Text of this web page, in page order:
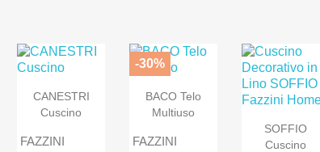
CANESTRI
Cuscino
FAZZINI
-30%
BACO Telo
Multiuso
FAZZINI
SOFFIO
Cuscino